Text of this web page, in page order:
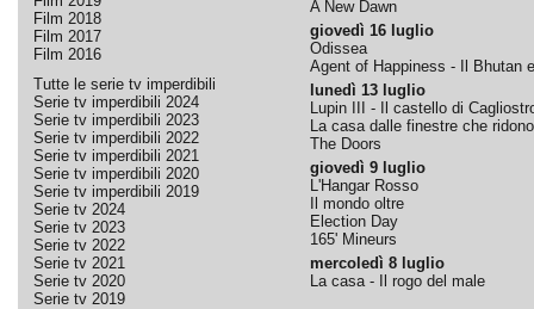
Film 2018
Film 2017
Film 2016
Tutte le serie tv imperdibili
Serie tv imperdibili 2024
Serie tv imperdibili 2023
Serie tv imperdibili 2022
Serie tv imperdibili 2021
Serie tv imperdibili 2020
Serie tv imperdibili 2019
Serie tv 2024
Serie tv 2023
Serie tv 2022
Serie tv 2021
Serie tv 2020
Serie tv 2019
A New Dawn
giovedì 16 luglio
Odissea
Agent of Happiness - Il Bhutan
lunedì 13 luglio
Lupin III - Il castello di
La casa dalle finestre che ridono
The Doors
giovedì 9 luglio
L'Hangar Rosso
Il mondo oltre
Election Day
165' Mineurs
mercoledì 8 luglio
La casa - Il rogo del male